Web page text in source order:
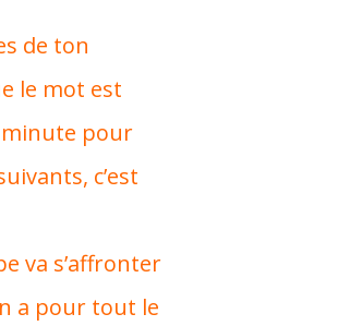
de ton
le mot est
pour
c’est
va s’affronter
a pour tout le